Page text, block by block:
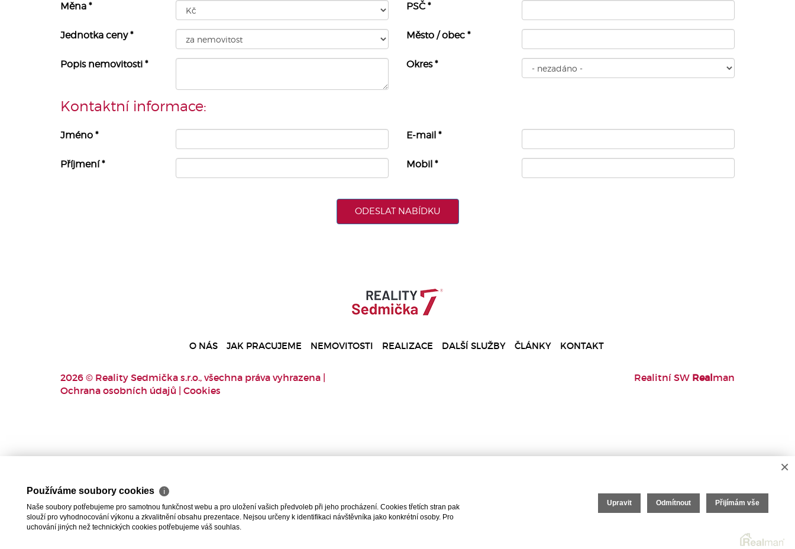
Měna *
Jednotka ceny*
Popis nemovitosti *
PSČ*
Město / obec *
Okres*
Kontaktní informace:
Jméno *
Příjmení*
E-mail *
Mobil *
ODESLAT NABÍDKU
O NÁS JAK PRACUJEME NEMOVITOSTI REALIZACE DALŠÍ SLUŽBY ČLÁNKY KONTAKT
2026 © Reality Sedmička s.r.o., všechna práva vyhrazena |
Ochrana osobních údajů
Cookies
Realitní SW Realman
×
Používáme soubory cookies ℹ
Naše soubory potřebujeme pro samotnou funkčnost webu a pro uložení vašich předvoleb při jeho procházení. Cookies třetích stran pak
slouží pro vyhodnocování výkonu a zkvalitnění obsahu prezentace. Nejsou určeny k identifikaci návštěvníka jako konkrétní osoby. Pro
uchování jiných než technických cookies potřebujeme váš souhlas.
Upravit Odmítnout Přijímám vše